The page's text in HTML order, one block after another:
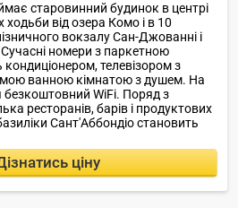
старовинний будинок в центрі
від озера Комо і в 10
вокзалу Сан-Джованні і
номери з паркетною
телевізором з
ванною кімнатою з душем. На
безкоштовний WiFi. Поряд з
ресторанів, барів і продуктових
Сант'Аббондіо становить
ціну